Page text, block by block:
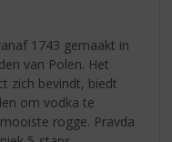
1743 gemaakt in
van Polen. Het
zich bevindt, biedt
om vodka te
rogge. Pravda